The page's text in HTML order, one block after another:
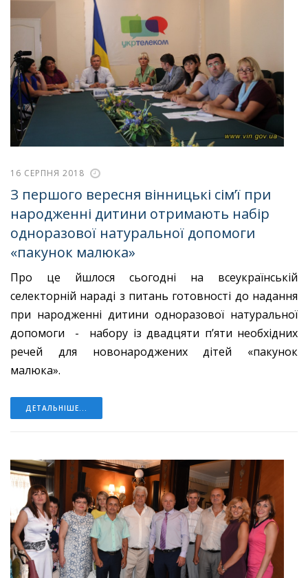
16 СЕРПНЯ 2018
З першого вересня вінницькі сім’ї при
народженні дитини отримають набір
одноразової натуральної допомоги
«пакунок малюка»
Про це йшлося сьогодні на всеукраїнській
селекторній нараді з питань готовності до надання
при народженні дитини одноразової натуральної
допомоги - набору із двадцяти п’яти необхідних
речей для новонароджених дітей «пакунок
малюка».
ДЕТАЛЬНІШЕ...